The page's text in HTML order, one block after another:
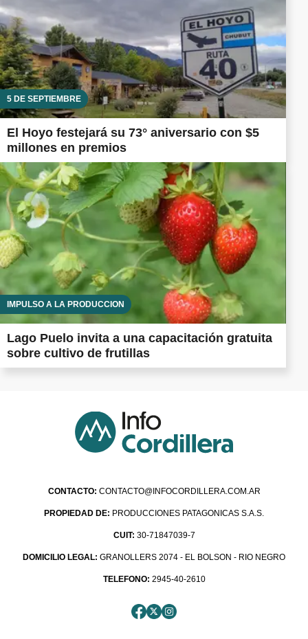
5 DE SEPTIEMBRE
El Hoyo festejará su 73° aniversario con $5
millones en premios
IMPULSO A LA PRODUCCIÓN
Lago Puelo invita a una capacitación gratuita
sobre cultivo de frutillas
CONTACTO: CONTACTO@INFOCORDILLERA.COM.AR
PROPIEDAD DE: PRODUCCIONES PATAGONICAS S.A.S.
CUIT: 30-71847039-7
DOMICILIO LEGAL: GRANOLLERS 2074 - EL BOLSON - RIO NEGRO
TELEFONO: 2945-40-2610